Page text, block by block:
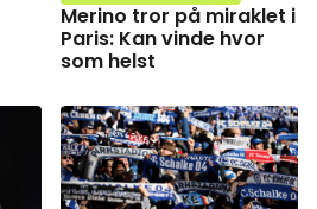
Merino tror på miraklet i
Paris: Kan vinde hvor
som helst